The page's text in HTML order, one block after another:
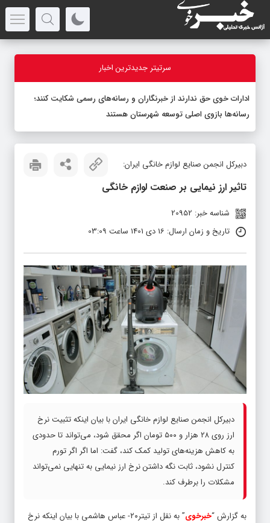
سرتیتر جدیدترین اخبار
ادارات خوی حق ندارند از خبرنگاران و رسانه‌های رسمی شکایت کنند؛
رسانه‌ها بازوی اصلی توسعه شهرستان هستند
دبیرکل انجمن صنایع لوازم خانگی ایران:
تاثیر ارز نیمایی بر صنعت لوازم خانگی
شناسه خبر: 20952
تاریخ و زمان ارسال: 16 دی 1401 ساعت 03:09
دبیرکل انجمن صنایع لوازم خانگی ایران با بیان اینکه تثبیت نرخ
ارز روی ۲۸ هزار و ۵۰۰ تومان اگر محقق شود، می‌تواند تا حدودی
به کاهش هزینه‌های تولید کمک کند، گفت: اما اگر اگر تورم
کنترل نشود، ثابت نگه داشتن نرخ ارز نیمایی به تنهایی نمی‌تواند
مشکلات را برطرف کند.
به گزارش “خبرخوی
” به نقل از تیتر۲۰- عباس هاشمی با بیان اینکه نرخ